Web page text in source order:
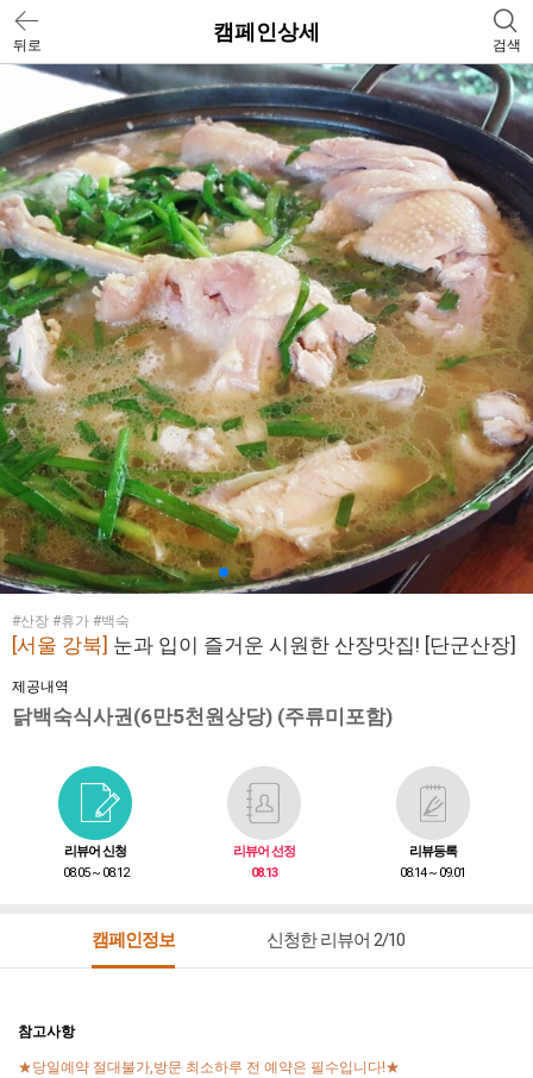
뒤로
캠페인상세
검색
#산장 #휴가 #백숙
[서울 강북] 눈과 입이 즐거운 시원한 산장맛집! [단군산장]
제공내역
닭백숙식사권(6만5천원상당) (주류미포함)
리뷰어 신청
08.05 ~ 08.12
리뷰어 선정
08.13
리뷰등록
08.14 ~ 09.01
캠페인정보 신청한 리뷰어 2/10
참고사항
★당일예약 절대불가,방문 최소하루 전 예약은 필수입니다!★